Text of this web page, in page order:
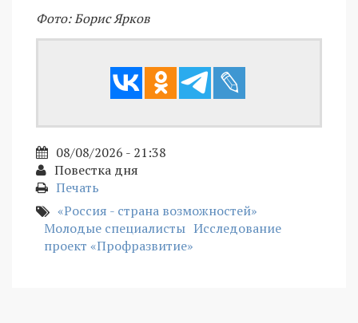
Фото: Борис Ярков
08/08/2026 - 21:38
Повестка дня
Печать
«Россия - страна возможностей»
Молодые специалисты Исследование
проект «Профразвитие»